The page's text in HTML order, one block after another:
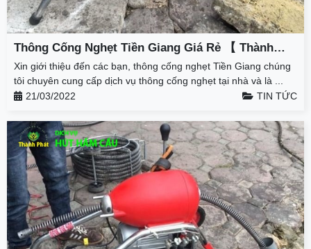
Thông Cống Nghẹt Tiền Giang Giá Rẻ 【 Thành
Phát 】 – Giảm 50% – BH 3 Năm
Xin giới thiệu đến các bạn, thông cống nghẹt Tiền Giang chúng
tôi chuyên cung cấp dịch vụ thông cống nghẹt tại nhà và là ...
21/03/2022
TIN TỨC